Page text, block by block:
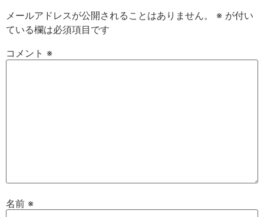
メールアドレスが公開されることはありません。 ※ が付い
ている欄は必須項目です
コメント ※
名前 ※